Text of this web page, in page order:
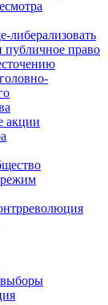
либерализовать
право
акции